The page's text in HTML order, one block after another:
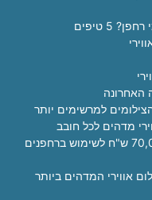
5 טיפים
האחרונה
מדהים לכל חובב
משרד התקשורת קבע קנס עד 70,000 ש"ח לשימוש ברחפנים